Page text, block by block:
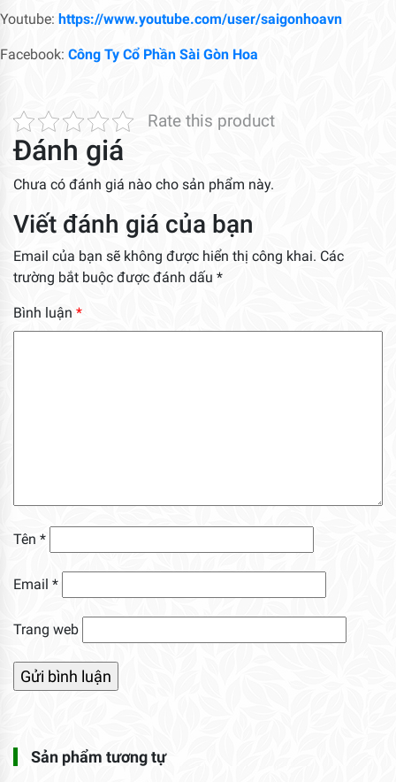
Youtube: https://www.youtube.com/user/saigonhoavn
Facebook: Công Ty Cổ Phần Sài Gòn Hoa
Rate this product
Đánh giá
Chưa có đánh giá nào cho sản phẩm này.
Viết đánh giá của bạn
Email của bạn sẽ không được hiển thị công khai. Các
trường bắt buộc được đánh dấu *
Bình luận *
Tên *
Email *
Trang web
Sản phẩm tương tự